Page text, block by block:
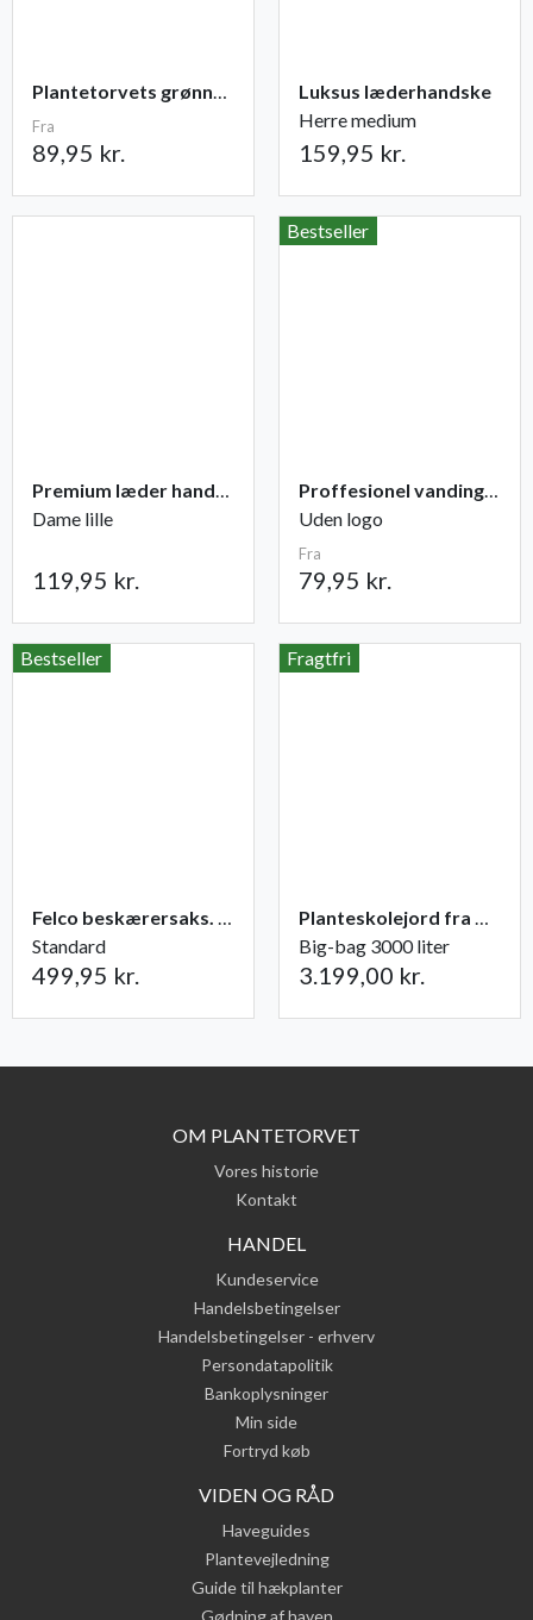
Plantetorvets grønne vandingspose 75 liter
Fra
89,95 kr.
Luksus læderhandske
Herre medium
159,95 kr.
Premium læder handske Flutter
Dame lille
119,95 kr.
Bestseller
Proffesionel vandingspose 100 liter
Uden logo
Fra
79,95 kr.
Bestseller
Felco beskærersaks. nr. 2
Standard
499,95 kr.
Fragtfri
Planteskolejord fra Champost
Big-bag 3000 liter
3.199,00 kr.
OM PLANTETORVET
Vores historie
Kontakt
HANDEL
Kundeservice
Handelsbetingelser
Handelsbetingelser - erhverv
Persondatapolitik
Bankoplysninger
Min side
Fortryd køb
VIDEN OG RÅD
Haveguides
Plantevejledning
Guide til hækplanter